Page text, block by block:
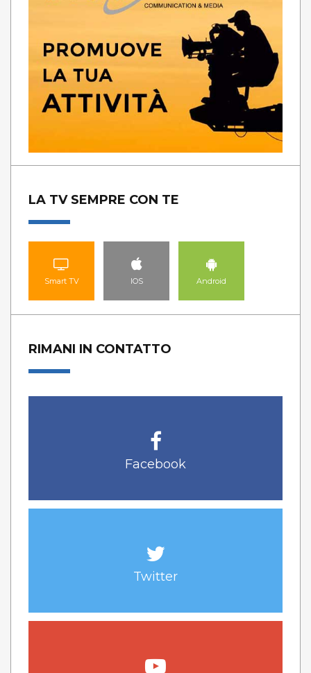
LA TV SEMPRE CON TE
Smart TV IOS Android
RIMANI IN CONTATTO
Facebook
Twitter